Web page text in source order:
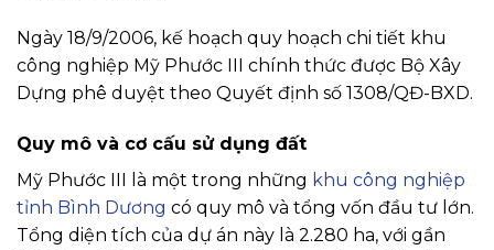
Ngày 18/9/2006, kế hoạch quy hoạch chi tiết khu
công nghiệp Mỹ Phước III chính thức được Bộ Xây
Dựng phê duyệt theo Quyết định số 1308/QĐ-BXD.
Quy mô và cơ cấu sử dụng đất
Mỹ Phước III là một trong những khu công nghiệp
tỉnh Bình Dương có quy mô và tổng vốn đầu tư lớn.
Tổng diện tích của dự án này là 2.280 ha, với gần